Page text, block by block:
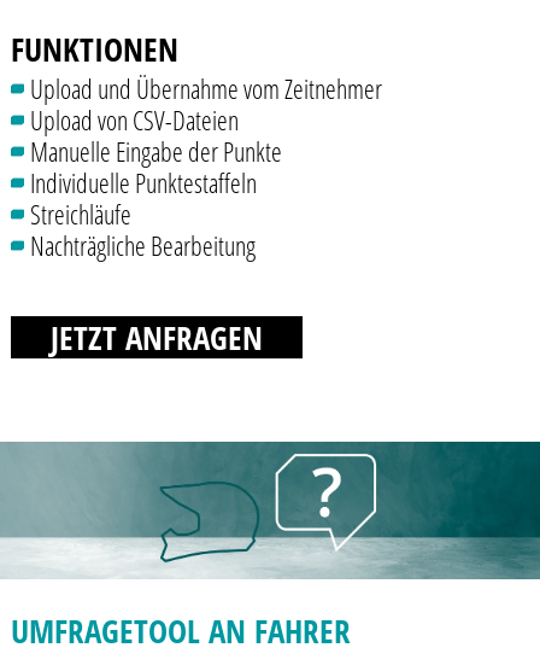
FUNKTIONEN
Upload und Übernahme vom Zeitnehmer
Upload von CSV-Dateien
Manuelle Eingabe der Punkte
Individuelle Punktestaffeln
Streichläufe
Nachträgliche Bearbeitung
JETZT ANFRAGEN
UMFRAGETOOL AN FAHRER